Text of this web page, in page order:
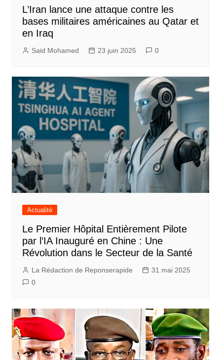
L’Iran lance une attaque contre les
bases militaires américaines au Qatar et
en Iraq
Said Mohamed 23 juin 2025 0
Actualité
Le Premier Hôpital Entièrement Pilote
par l’IA Inauguré en Chine : Une
Révolution dans le Secteur de la Santé
La Rédaction de Reponserapide
31 mai 2025
0